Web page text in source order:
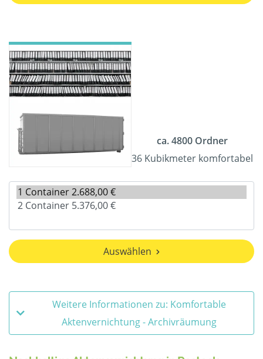
ca. 4800 Ordner
36 Kubikmeter komfortabel
Auswählen
Weitere Informationen zu: Komfortable
Aktenvernichtung - Archivräumung